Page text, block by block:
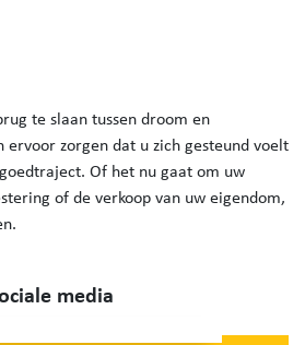
te slaan tussen droom en
zorgen dat u zich gesteund voelt
Of het nu gaat om uw
of de verkoop van uw eigendom,
media